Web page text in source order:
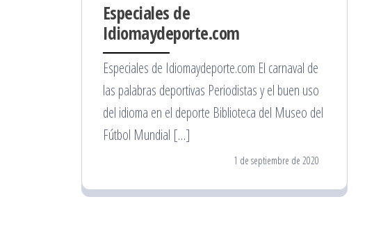
Especiales de
Idiomaydeporte.com
Especiales de Idiomaydeporte.com El carnaval de
las palabras deportivas Periodistas y el buen uso
del idioma en el deporte Biblioteca del Museo del
Fútbol Mundial […]
1 de septiembre de 2020